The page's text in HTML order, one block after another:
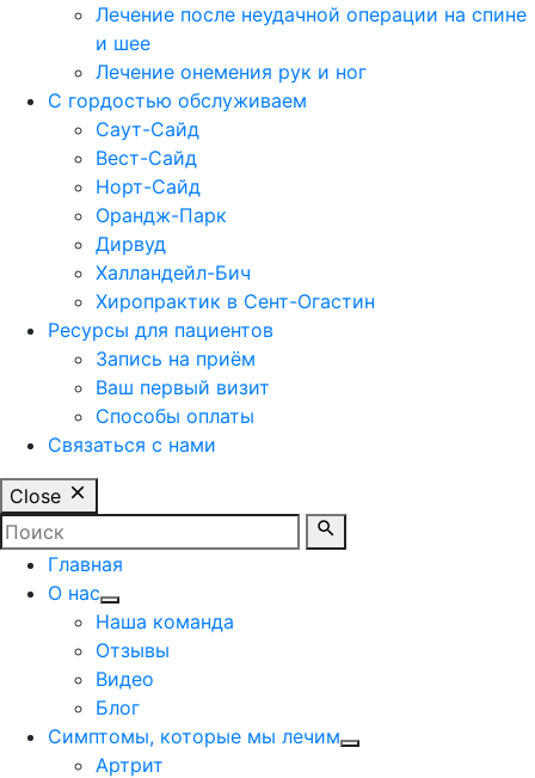
Лечение после неудачной операции на спине
и шее
Лечение онемения рук и ног
С гордостью обслуживаем
Саут-Сайд
Вест-Сайд
Норт-Сайд
Орандж-Парк
Дирвуд
Халландейл-Бич
Хиропрактик в Сент-Огастин
Ресурсы для пациентов
Запись на приём
Ваш первый визит
Способы оплаты
Связаться с нами
Close
Главная
О нас
Наша команда
Отзывы
Видео
Блог
Симптомы, которые мы лечим
Артрит